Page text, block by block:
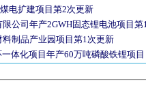
电扩建项目第2次更新
公司年产2GWH固态锂电池项目第
制品产业园项目第1次更新
体化项目年产60万吨磷酸铁锂项